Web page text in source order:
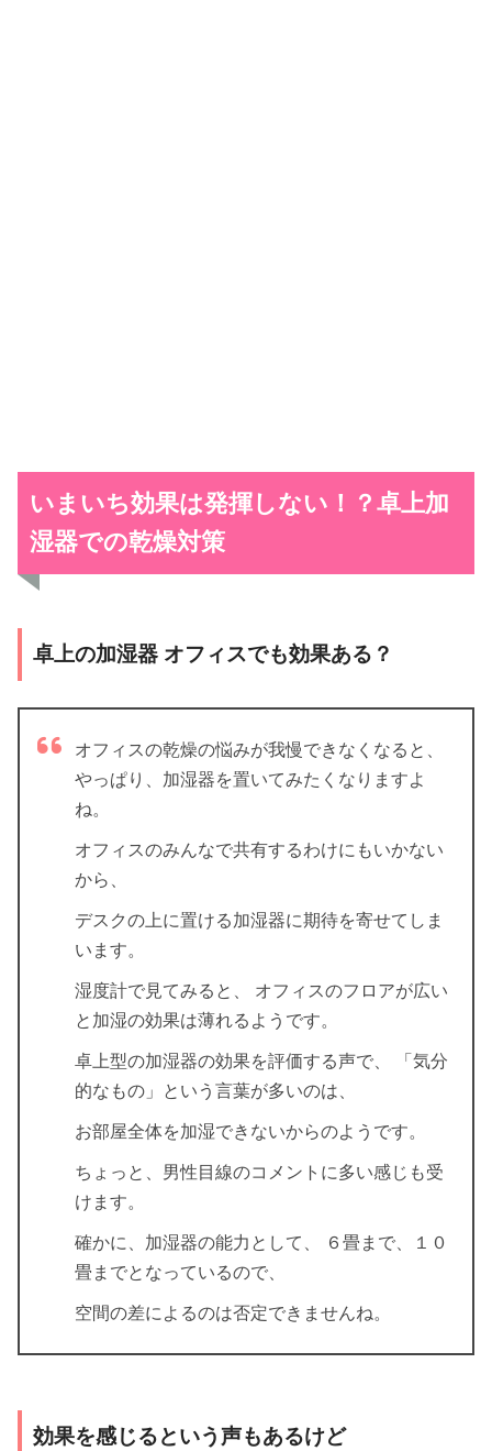
いまいち効果は発揮しない！？卓上加
湿器での乾燥対策
卓上の加湿器 オフィスでも効果ある？
オフィスの乾燥の悩みが我慢できなくなると、
やっぱり、加湿器を置いてみたくなりますよ
ね。
オフィスのみんなで共有するわけにもいかない
から、
デスクの上に置ける加湿器に期待を寄せてしま
います。
湿度計で見てみると、 オフィスのフロアが広い
と加湿の効果は薄れるようです。
卓上型の加湿器の効果を評価する声で、 「気分
的なもの」という言葉が多いのは、
お部屋全体を加湿できないからのようです。
ちょっと、男性目線のコメントに多い感じも受
けます。
確かに、加湿器の能力として、 ６畳まで、１０
畳までとなっているので、
空間の差によるのは否定できませんね。
効果を感じるという声もあるけど